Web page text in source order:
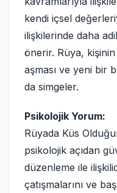
kendi içsel
ilişkilerinde daha
önerir. Rüya, kişinin
aşması ve yeni bir
da simgeler.
Psikolojik Yorum:
Rüyada Küs
psikolojik açıdan
düzenleme ile
çatışmalarını ve